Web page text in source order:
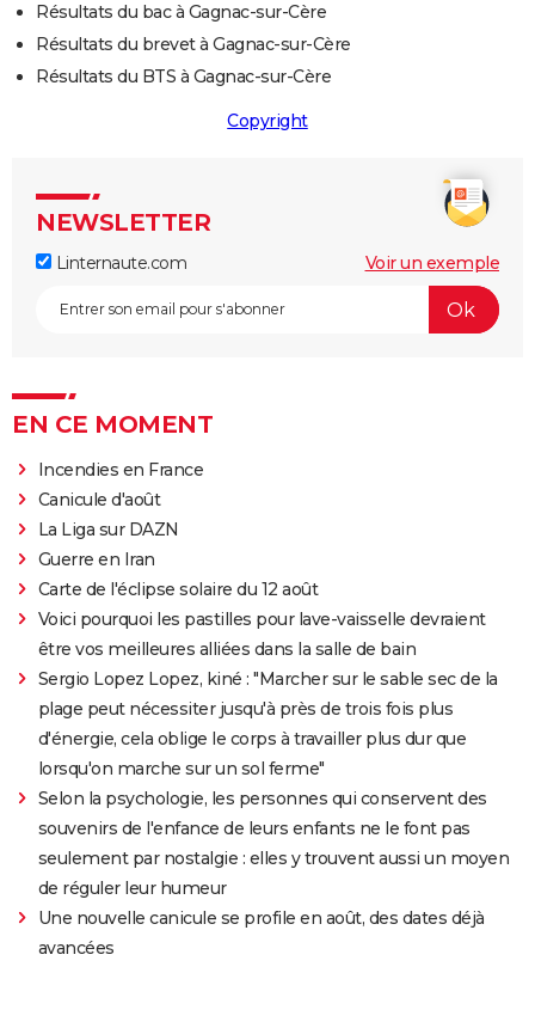
Résultats du bac à Gagnac-sur-Cère
Résultats du brevet à Gagnac-sur-Cère
Résultats du BTS à Gagnac-sur-Cère
Copyright
NEWSLETTER
Linternaute.com Voir un exemple
EN CE MOMENT
Incendies en France
Canicule d'août
La Liga sur DAZN
Guerre en Iran
Carte de l'éclipse solaire du 12 août
Voici pourquoi les pastilles pour lave-vaisselle devraient
être vos meilleures alliées dans la salle de bain
Sergio Lopez Lopez, kiné : "Marcher sur le sable sec de la
plage peut nécessiter jusqu'à près de trois fois plus
d'énergie, cela oblige le corps à travailler plus dur que
lorsqu'on marche sur un sol ferme"
Selon la psychologie, les personnes qui conservent des
souvenirs de l'enfance de leurs enfants ne le font pas
seulement par nostalgie : elles y trouvent aussi un moyen
de réguler leur humeur
Une nouvelle canicule se profile en août, des dates déjà
avancées